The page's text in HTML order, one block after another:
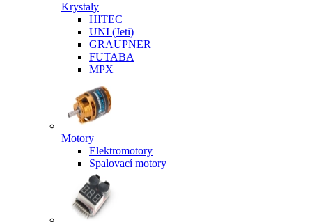
Krystaly
HITEC
UNI (Jeti)
GRAUPNER
FUTABA
MPX
Motory
Elektromotory
Spalovací motory